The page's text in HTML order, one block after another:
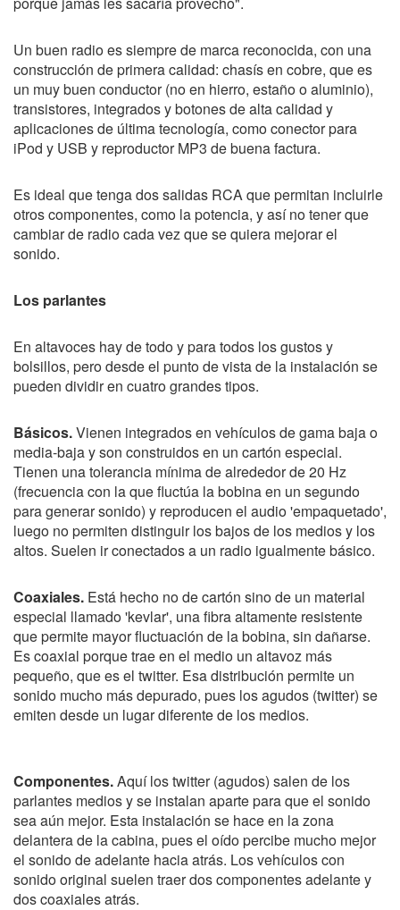
Un buen radio es siempre de marca reconocida, con una
construcción de primera calidad: chasís en cobre, que es
un muy buen conductor (no en hierro, estaño o aluminio),
transistores, integrados y botones de alta calidad y
aplicaciones de última tecnología, como conector para
iPod y USB y reproductor MP3 de buena factura.
Es ideal que tenga dos salidas RCA que permitan incluirle
otros componentes, como la potencia, y así no tener que
cambiar de radio cada vez que se quiera mejorar el
sonido.
Los parlantes
En altavoces hay de todo y para todos los gustos y
bolsillos, pero desde el punto de vista de la instalación se
pueden dividir en cuatro grandes tipos.
Básicos.Vienen integrados en vehículos de gama baja o
media-baja y son construidos en un cartón especial.
Tienen una tolerancia mínima de alrededor de 20 Hz
(frecuencia con la que fluctúa la bobina en un segundo
para generar sonido) y reproducen el audio 'empaquetado',
luego no permiten distinguir los bajos de los medios y los
altos. Suelen ir conectados a un radio igualmente básico.
Coaxiales. Está hecho no de cartón sino de un material
especial llamado 'kevlar', una fibra altamente resistente
que permite mayor fluctuación de la bobina, sin dañarse.
Es coaxial porque trae en el medio un altavoz más
pequeño, que es el twitter. Esa distribución permite un
sonido mucho más depurado, pues los agudos (twitter) se
emiten desde un lugar diferente de los medios.
Componentes.Aquí los twitter (agudos) salen de los
parlantes medios y se instalan aparte para que el sonido
sea aún mejor. Esta instalación se hace en la zona
delantera de la cabina, pues el oído percibe mucho mejor
el sonido de adelante hacia atrás. Los vehículos con
sonido original suelen traer dos componentes adelante y
dos coaxiales atrás.